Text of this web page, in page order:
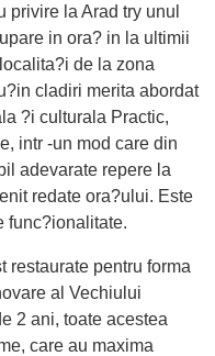
privire la Arad try unul
in ora? in la ultimii
de la zona
cladiri merita abordat
?i culturala Practic,
intr -un mod care din
adevarate repere la
redate ora?ului. Este
func?ionalitate.
restaurate pentru forma
al Vechiului
2 ani, toate acestea
care au maxima